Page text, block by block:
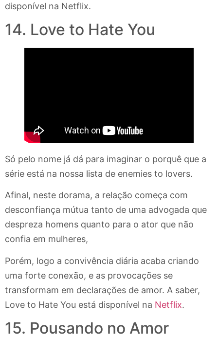
disponível na Netflix.
14. Love to Hate You
Só pelo nome já dá para imaginar o porquê que a
série está na nossa lista de enemies to lovers.
Afinal, neste dorama, a relação começa com
desconfiança mútua tanto de uma advogada que
despreza homens quanto para o ator que não
confia em mulheres,
Porém, logo a convivência diária acaba criando
uma forte conexão, e as provocações se
transformam em declarações de amor. A saber,
Love to Hate You está disponível na Netflix.
15. Pousando no Amor